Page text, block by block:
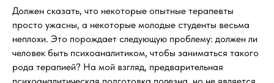
Должен сказать, что некоторые опытные терапевты
просто ужасны, а некоторые молодые студенты весьма
неплохи. Это порождает следующую проблему: должен ли
человек быть психоаналитиком, чтобы заниматься такого
рода терапией? На мой взгляд, предварительная